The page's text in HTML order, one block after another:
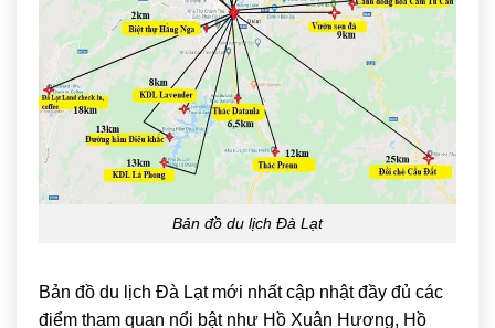
Bản đồ du lịch Đà Lạt
Bản đồ du lịch Đà Lạt mới nhất cập nhật đầy đủ các
điểm tham quan nổi bật như Hồ Xuân Hương, Hồ